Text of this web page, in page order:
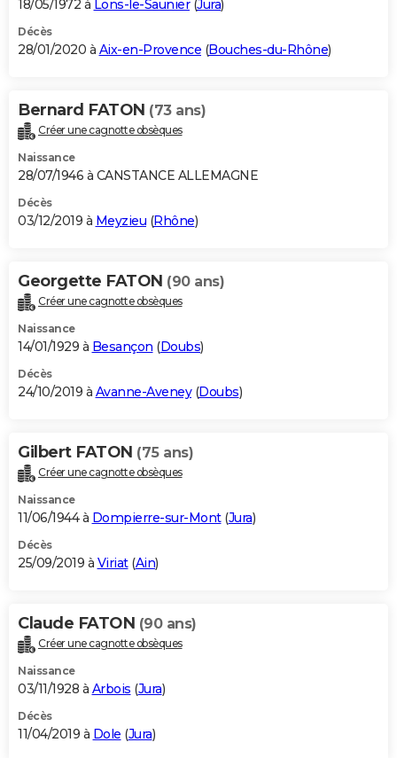
18/05/1972 à Lons-le-Saunier(Jura)
Décès
28/01/2020 à Aix-en-Provence (Bouches-du-Rhône)
Bernard FATON (73 ans)
Créer une cagnotte obsèques
Naissance
28/07/1946 à CANSTANCE ALLEMAGNE
Décès
03/12/2019 à Meyzieu (Rhône)
Georgette FATON (90 ans)
Créer une cagnotte obsèques
Naissance
14/01/1929 à Besançon (Doubs)
Décès
24/10/2019 à Avanne-Aveney(Doubs)
Gilbert FATON (75 ans)
Créer une cagnotte obsèques
Naissance
11/06/1944 à Dompierre-sur-Mont(Jura)
Décès
25/09/2019 à Viriat(Ain)
Claude FATON (90 ans)
Créer une cagnotte obsèques
Naissance
03/11/1928 à Arbois (Jura)
Décès
11/04/2019 à Dole (Jura)